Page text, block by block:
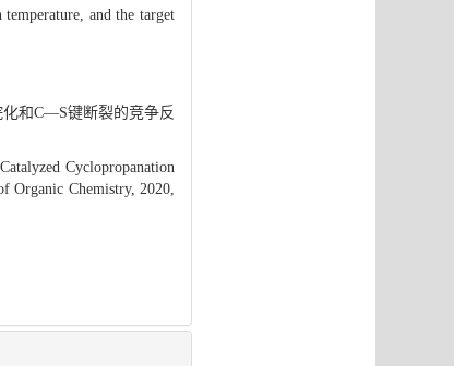
and the target
和C—S键断裂的竞争反
Cyclopropanation
Organic Chemistry, 2020,